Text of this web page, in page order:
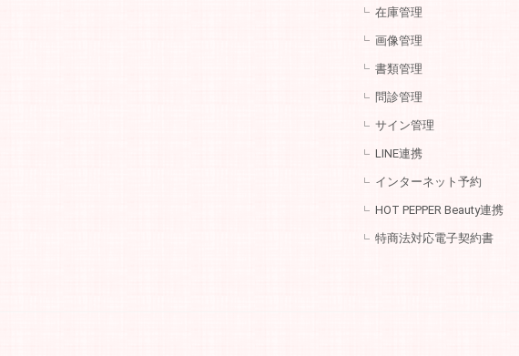
在庫管理
画像管理
書類管理
問診管理
サイン管理
LINE連携
インターネット予約
HOT PEPPER Beauty連携
特商法対応電子契約書